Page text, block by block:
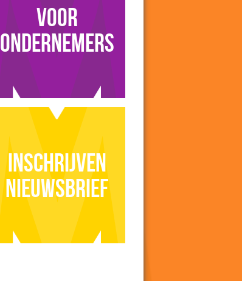
voor
ondernemers
Inschrijven
nieuwsbrief